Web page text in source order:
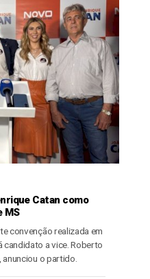
Catan como
MS
convenção realizada em
candidato a vice. Roberto
o partido.